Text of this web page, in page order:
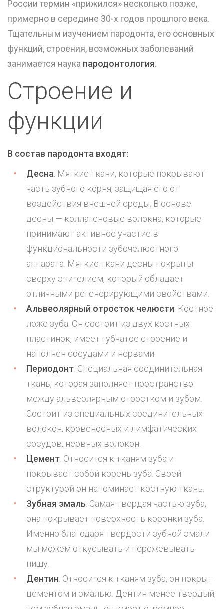
России термин «прижился» несколько позже,
примерно в середине 30-х годов прошлого века.
Тщательным изучением пародонта, его основных
функций, строения, возможных заболеваний
занимается наука пародонтология.
Строение и
функции
В состав пародонта входят:
Десна. Мягкие ткани, которые покрывают
часть зубного корня, защищая его от
воздействия внешней среды. В основе
десны — коллагеновые волокна, которые
принимают активное участие в
функциональности зубочелюстного
аппарата. Мягкие ткани десны покрыты
сверху эпителием, который обладает
отличными регенерирующими свойствами.
Альвеолярный отросток челюсти. Костное
ложе зуба. Он состоит из двух костных
пластинок, имеет губчатое строение и
наполнен сосудами и нервами.
Периодонт. Специальная соединительная
ткань, которая заполняет пространство
между альвеолярным отростком и зубом.
Состоит из специальных соединительных
волокон, кровеносных и лимфатических
сосудов, нервных волокон.
Цемент. Относится к тканям зуба и
покрывает собой корень зуба. Своей
структурой он напоминает костную ткань.
Зубная эмаль. Самая твердая частью зуба,
она покрывает поверхность коронки зуба.
Именно благодаря твердости зубной эмали
мы можем откусывать и пережевывать
пищу.
Дентин. Относится к тканям зуба, он покрыт
цементом и эмалью. Дентин менее твердый,